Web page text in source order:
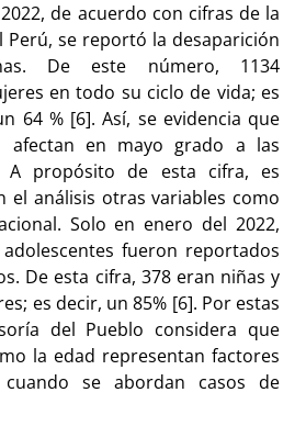
de acuerdo con cifras de la
Perú, se reportó la desaparición
De este número, 1134
en todo su ciclo de vida; es
64 % [6]. Así, se evidencia que
afectan en mayo grado a las
A propósito de esta cifra, es
el análisis otras variables como
Solo en enero del 2022,
fueron reportados
De esta cifra, 378 eran niñas y
es decir, un 85% [6]. Por estas
del Pueblo considera que
la edad representan factores
se abordan casos de